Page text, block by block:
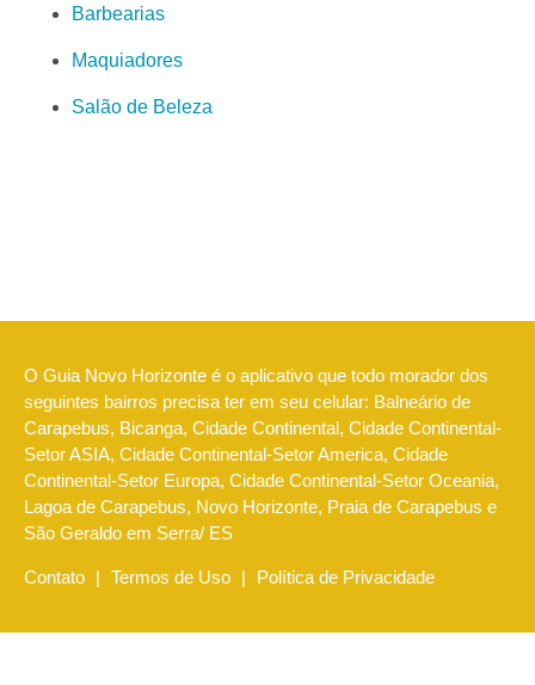
Barbearias
Maquiadores
Salão de Beleza
O Guia Novo Horizonte é o aplicativo que todo morador dos
seguintes bairros precisa ter em seu celular: Balneário de
Carapebus, Bicanga, Cidade Continental, Cidade Continental-
Setor ASIA, Cidade Continental-Setor America, Cidade
Continental-Setor Europa, Cidade Continental-Setor Oceania,
Lagoa de Carapebus, Novo Horizonte, Praia de Carapebus e
São Geraldo em Serra/ ES
Contato | Termos de Uso | Política de Privacidade